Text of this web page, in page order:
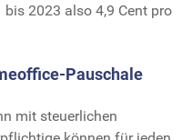
2023 also 4,9 Cent pro
Pauschale
mit steuerlichen